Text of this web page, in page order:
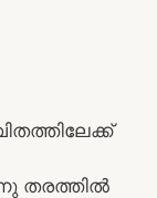
തരത്തിൽ